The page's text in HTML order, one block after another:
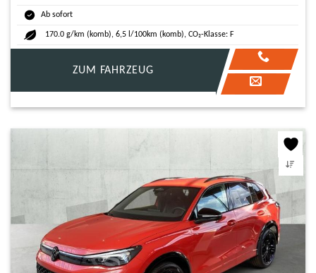
Ab sofort
170.0 g/km (komb), 6,5 l/100km (komb), CO₂-Klasse: F
ZUM FAHRZEUG